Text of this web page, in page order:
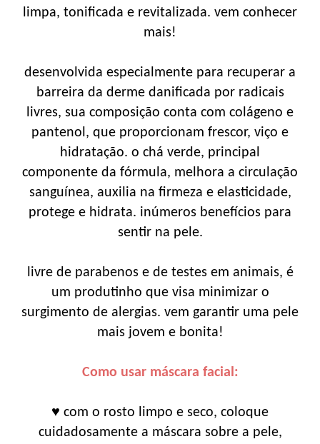
limpa, tonificada e revitalizada. vem conhecer
mais!
desenvolvida especialmente para recuperar a
barreira da derme danificada por radicais
livres, sua composição conta com colágeno e
pantenol, que proporcionam frescor, viço e
hidratação. o chá verde, principal
componente da fórmula, melhora a circulação
sanguínea, auxilia na firmeza e elasticidade,
protege e hidrata. inúmeros benefícios para
sentir na pele.
livre de parabenos e de testes em animais, é
um produtinho que visa minimizar o
surgimento de alergias. vem garantir uma pele
mais jovem e bonita!
Como usar máscara facial:
♥ com o rosto limpo e seco, coloque
cuidadosamente a máscara sobre a pele,